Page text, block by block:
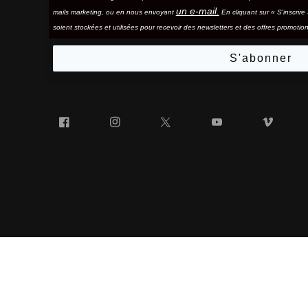
mails marketing, ou en nous envoyant un e-mail. En cliquant sur «
soient stockées et utilisées pour recevoir des newsletters et des offres
S'abonner
Facebook Instagram YouTube